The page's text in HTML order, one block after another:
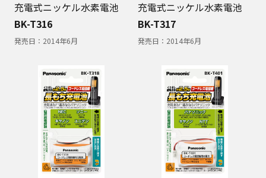
充電式ニッケル水素電池
BK-T316
発売日： 2014年6月
充電式ニッケル水素電池
BK-T317
発売日： 2014年6月